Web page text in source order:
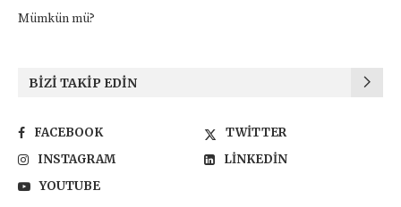
Mümkün mü?
BIZI TAKIP EDIN
FACEBOOK
TWITTER
INSTAGRAM
LINKEDIN
YOUTUBE